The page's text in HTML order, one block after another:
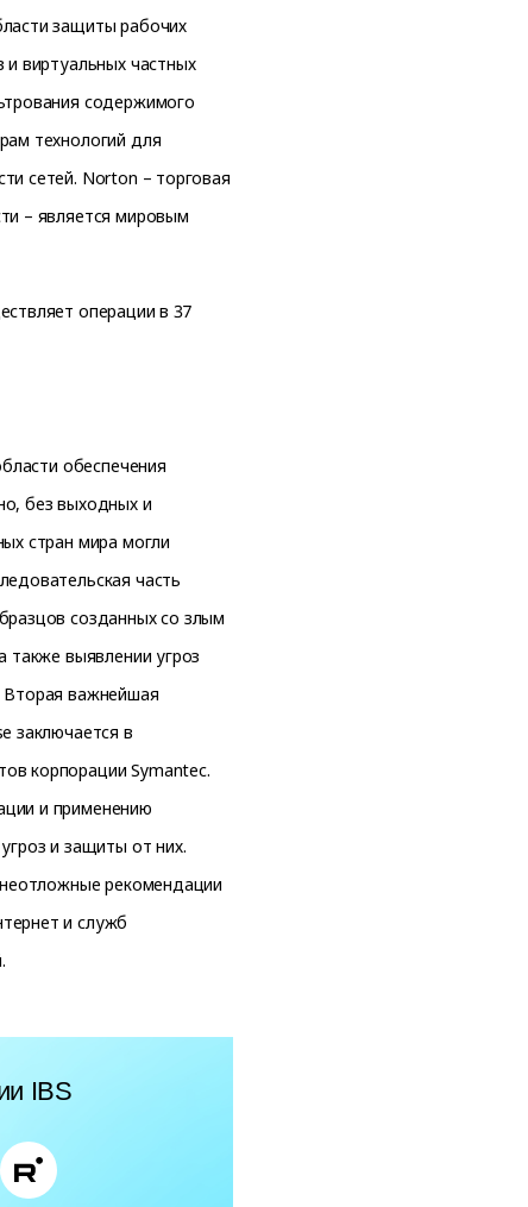
защиты рабочих
виртуальных частных
содержимого
технологий для
сетей. Norton – торговая
– является мировым
операции в 37
обеспечения
без выходных и
стран мира могли
часть
созданных со злым
также выявлении угроз
Вторая важнейшая
заключается в
корпорации Symantec.
и применению
и защиты от них.
рекомендации
и служб
IBS